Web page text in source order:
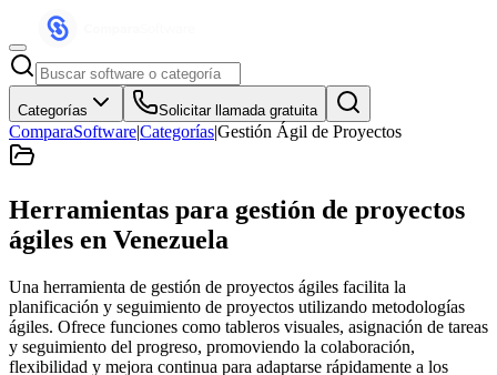
Categorías Solicitar llamada gratuita
ComparaSoftware|Categorías|Gestión Ágil de Proyectos
Herramientas para gestión de proyectos
ágiles en Venezuela
Una herramienta de gestión de proyectos ágiles facilita la
planificación y seguimiento de proyectos utilizando metodologías
ágiles. Ofrece funciones como tableros visuales, asignación de tareas
y seguimiento del progreso, promoviendo la colaboración,
flexibilidad y mejora continua para adaptarse rápidamente a los